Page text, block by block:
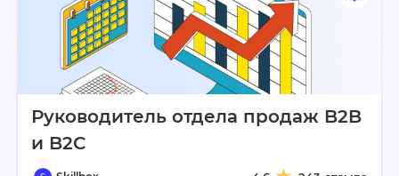
Руководитель отдела продаж B2B
и B2C